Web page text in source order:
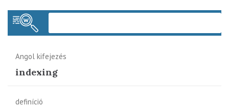
Angol kifejezés
indexing
definíció